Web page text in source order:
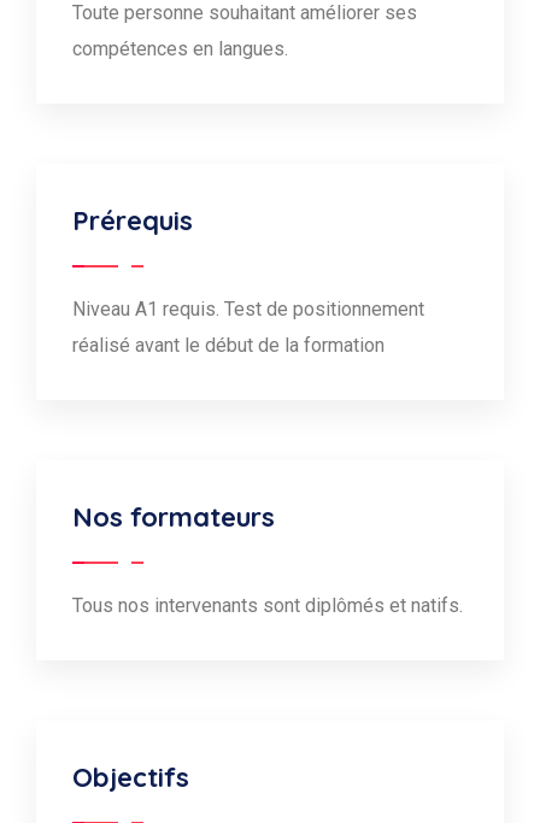
Toute personne souhaitant améliorer ses
compétences en langues.
Prérequis
Niveau A1 requis. Test de positionnement
réalisé avant le début de la formation
Nos formateurs
Tous nos intervenants sont diplômés et natifs.
Objectifs